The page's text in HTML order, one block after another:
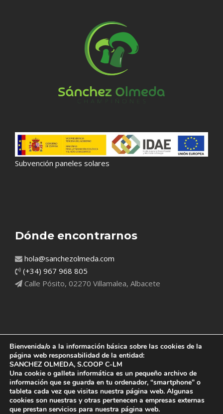
Subvención paneles solares
Dónde encontrarnos
hola@sanchezolmeda.com
(+34) 967 968 805
Calle Pósito, 02270 Villamalea, Albacete
Bienvenida/o a la información básica sobre las cookies de la
página web responsabilidad de la entidad:
SANCHEZ OLMEDA, S.COOP C-LM
Una cookie o galleta informática es un pequeño archivo de
información que se guarda en tu ordenador, “smartphone” o
tableta cada vez que visitas nuestra página web. Algunas
cookies son nuestras y otras pertenecen a empresas externas
que prestan servicios para nuestra página web.